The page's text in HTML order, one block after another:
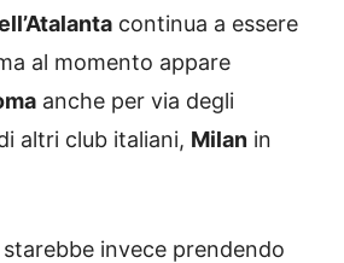
continua a essere
al momento appare
anche per via degli
altri club italiani, Milan in
invece prendendo